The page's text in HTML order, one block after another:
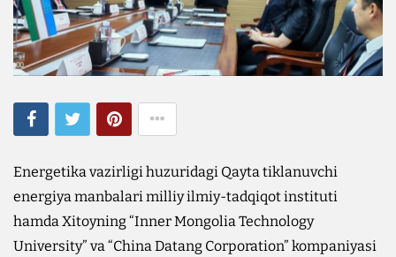
Energetika vazirligi huzuridagi Qayta tiklanuvchi
energiya manbalari milliy ilmiy-tadqiqot instituti
hamda Xitoyning “Inner Mongolia Technology
University” va “China Datang Corporation” kompaniyasi